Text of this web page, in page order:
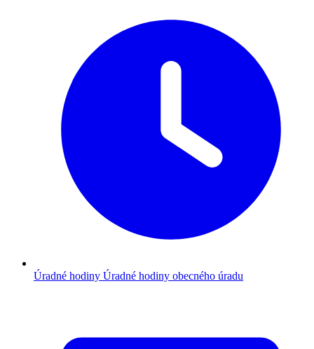
Úradné hodiny Úradné hodiny obecného úradu